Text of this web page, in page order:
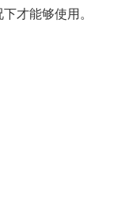
才能够使用。